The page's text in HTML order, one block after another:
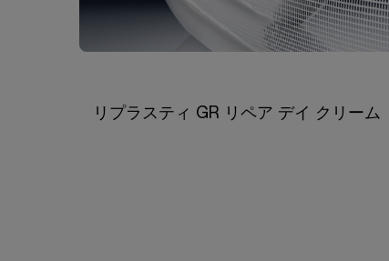
リプラスティ GR リペア デイ クリーム